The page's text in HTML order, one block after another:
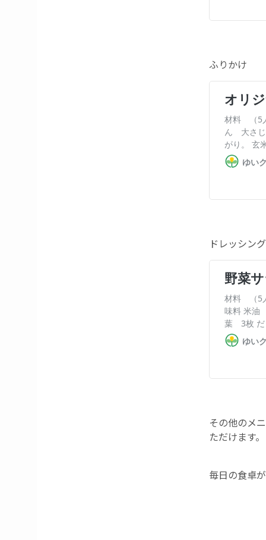
ふりかけ
ドレッシング
その他のメ
ただけます。
毎日の食卓